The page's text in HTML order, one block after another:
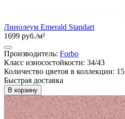
Линолеум Emerald Standart
1699 руб./м²
Производитель: Forbo
Класс износостойкости: 34/43
Количество цветов в коллекции: 15
Быстрая доставка
В корзину